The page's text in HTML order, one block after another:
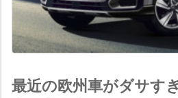
最近の欧州車がダサす